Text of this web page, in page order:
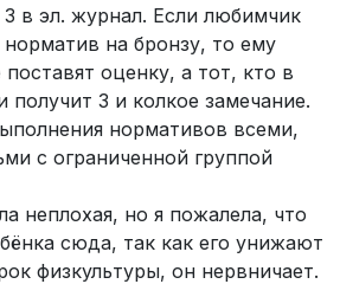
3 в эл. журнал. Если любимчик
на бронзу, то ему
поставят оценку, а тот, кто в
получит 3 и колкое замечание.
нормативов всеми,
с ограниченной группой
неплохая, но я пожалела, что
сюда, так как его унижают
физкультуры, он нервничает.